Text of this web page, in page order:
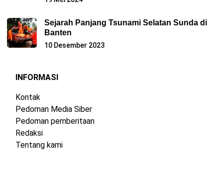
Sejarah Panjang Tsunami Selatan Sunda di
Banten
10 Desember 2023
INFORMASI
Kontak
Pedoman Media Siber
Pedoman pemberitaan
Redaksi
Tentang kami